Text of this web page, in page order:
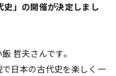
史」の開催が決定しまし
哲夫さんです。
日本の古代史を楽しく一